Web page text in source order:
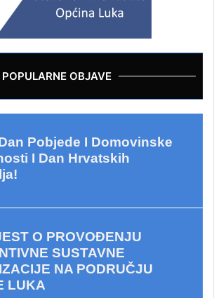
POPULARNE OBJAVE
Pobjede I Domovinske
I Dan Hrvatskih
O PROVOĐENJU
SUSTAVNE
NA PODRUČJU
LUKA